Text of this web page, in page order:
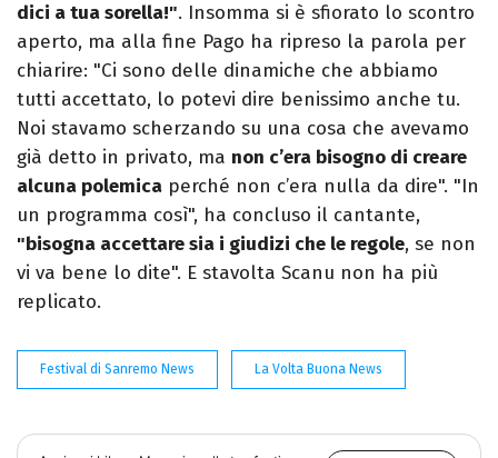
dici a tua sorella!". Insomma si è sfiorato lo scontro
aperto, ma alla fine Pago ha ripreso la parola per
chiarire: "Ci sono delle dinamiche che abbiamo
tutti accettato, lo potevi dire benissimo anche tu.
Noi stavamo scherzando su una cosa che avevamo
già detto in privato, ma non c’era bisogno di creare
alcuna polemica perché non c’era nulla da dire". "In
un programma così", ha concluso il cantante,
"bisogna accettare sia i giudizi che le regole, se non
vi va bene lo dite". E stavolta Scanu non ha più
replicato.
Festival di Sanremo News La Volta Buona News